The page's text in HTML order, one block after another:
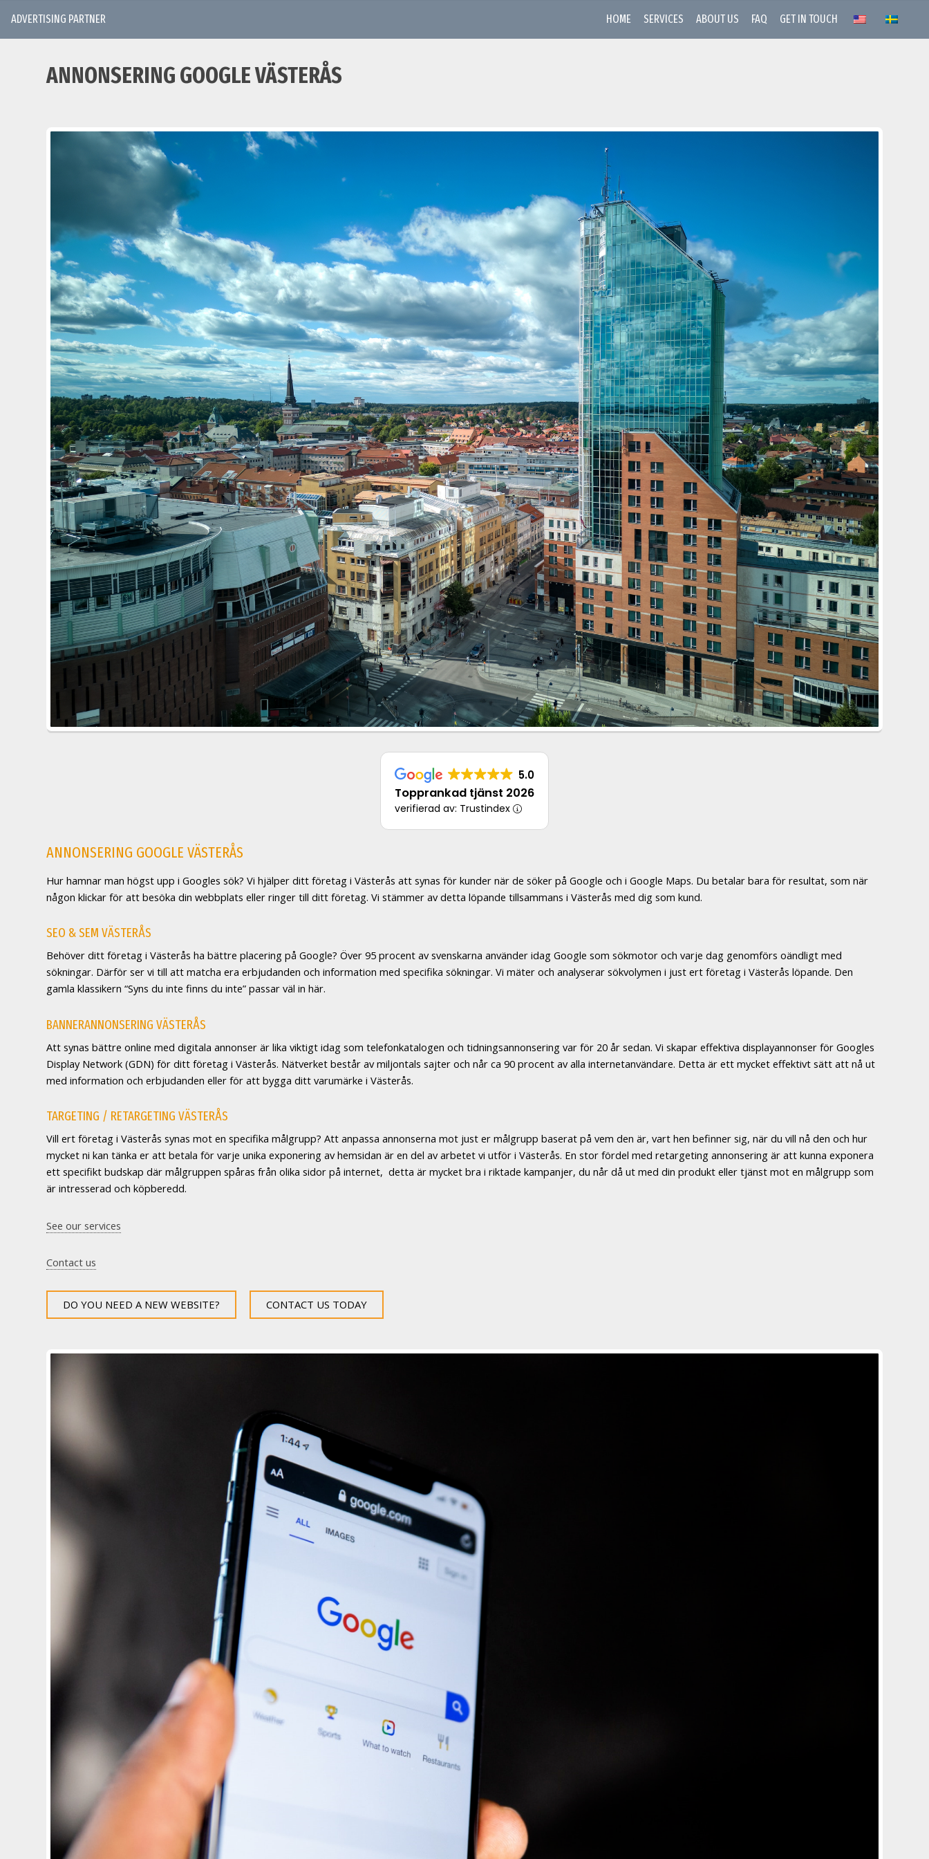
ADVERTISING PARTNER HOME SERVICES ABOUT US FAQ GET IN TOUCH
ANNONSERING GOOGLE VÄSTERÅS
5.0
Topprankad tjänst 2026
verifierad av: Trustindex
ANNONSERING GOOGLE VÄSTERÅS
Hur hamnar man högst upp i Googles sök? Vi hjälper ditt företag i Västerås att synas för kunder när de söker på Google och i Google Maps. Du betalar bara för resultat, som när
någon klickar för att besöka din webbplats eller ringer till ditt företag. Vi stämmer av detta löpande tillsammans i Västerås med dig som kund.
SEO & SEM VÄSTERÅS
Behöver ditt företag i Västerås ha bättre placering på Google? Över 95 procent av svenskarna använder idag Google som sökmotor och varje dag genomförs oändligt med
sökningar. Därför ser vi till att matcha era erbjudanden och information med specifika sökningar. Vi mäter och analyserar sökvolymen i just ert företag i Västerås löpande. Den
gamla klassikern “Syns du inte finns du inte” passar väl in här.
BANNERANNONSERING VÄSTERÅS
Att synas bättre online med digitala annonser är lika viktigt idag som telefonkatalogen och tidningsannonsering var för 20 år sedan. Vi skapar effektiva displayannonser för Googles
Display Network (GDN) för ditt företag i Västerås. Nätverket består av miljontals sajter och når ca 90 procent av alla internetanvändare. Detta är ett mycket effektivt sätt att nå ut
med information och erbjudanden eller för att bygga ditt varumärke i Västerås.
TARGETING / RETARGETING VÄSTERÅS
Vill ert företag i Västerås synas mot en specifika målgrupp? Att anpassa annonserna mot just er målgrupp baserat på vem den är, vart hen befinner sig, när du vill nå den och hur
mycket ni kan tänka er att betala för varje unika exponering av hemsidan är en del av arbetet vi utför i Västerås. En stor fördel med retargeting annonsering är att kunna exponera
ett specifikt budskap där målgruppen spåras från olika sidor på internet, detta är mycket bra i riktade kampanjer, du når då ut med din produkt eller tjänst mot en målgrupp som
är intresserad och köpberedd.
See our services
Contact us
DO YOU NEED A NEW WEBSITE? CONTACT US TODAY